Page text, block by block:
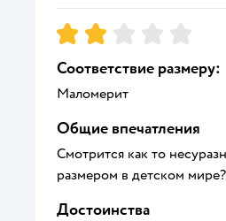
Рейтинг:2
Соответствие размеру:
Маломерит
Общие впечатления
Смотрится как то
размером в детском
Достоинства